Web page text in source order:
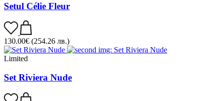
Setul Célie Fleur
130.00€ (254.26 лв.)
Limited
Set Riviera Nude